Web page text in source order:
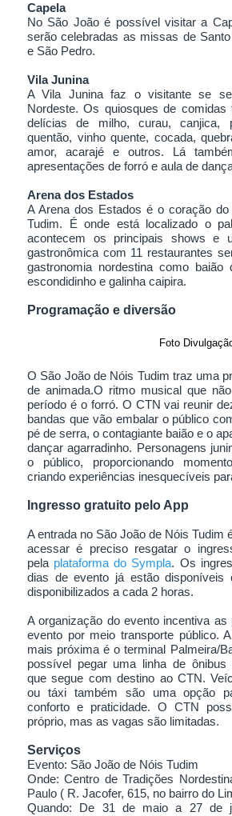
Capela
No São João é possível visitar a
serão celebradas as missas de
e São Pedro.
Vila Junina
A Vila Junina faz o visitante se
Nordeste. Os quiosques de
delícias de milho, curau, canjica,
quentão, vinho quente, cocada,
amor, acarajé e outros. Lá
apresentações de forró e aula de
Arena dos Estados
A Arena dos Estados é o coração
Tudim. É onde está localizado o
acontecem os principais shows e
gastronômica com 11 restaurantes
gastronomia nordestina como baião
escondidinho e galinha caipira.
Programação e diversão
Foto
O São João de Nóis Tudim traz uma
de animada.O ritmo musical que
período é o forró. O CTN vai reunir
bandas que vão embalar o público
pé de serra, o contagiante baião e o
dançar agarradinho. Personagens
o público, proporcionando
criando experiências inesquecíveis
Ingresso gratuito pelo App
A entrada no São João de Nóis Tudim
acessar é preciso resgatar o
pela plataforma do Sympla. Os
dias de evento já estão disponíveis
disponibilizados a cada 2 horas.
A organização do evento incentiva
evento por meio transporte público.
mais próxima é o terminal Palmeira/
possível pegar uma linha de ônibus
que segue com destino ao CTN.
ou táxi também são uma opção
conforto e praticidade. O CTN
próprio, mas as vagas são limitadas.
Serviços
Evento: São João de Nóis Tudim
Onde: Centro de Tradições
Paulo ( R. Jacofer, 615, no bairro do
Quando: De 31 de maio a 27 de